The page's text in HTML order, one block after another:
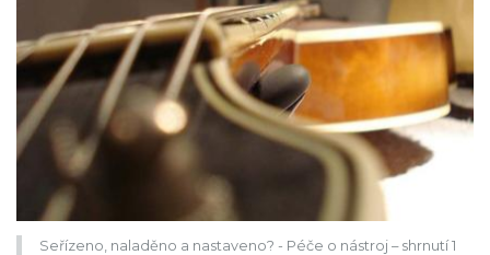
Seřízeno, naladěno a nastaveno? - Péče o nástroj – shrnutí 1